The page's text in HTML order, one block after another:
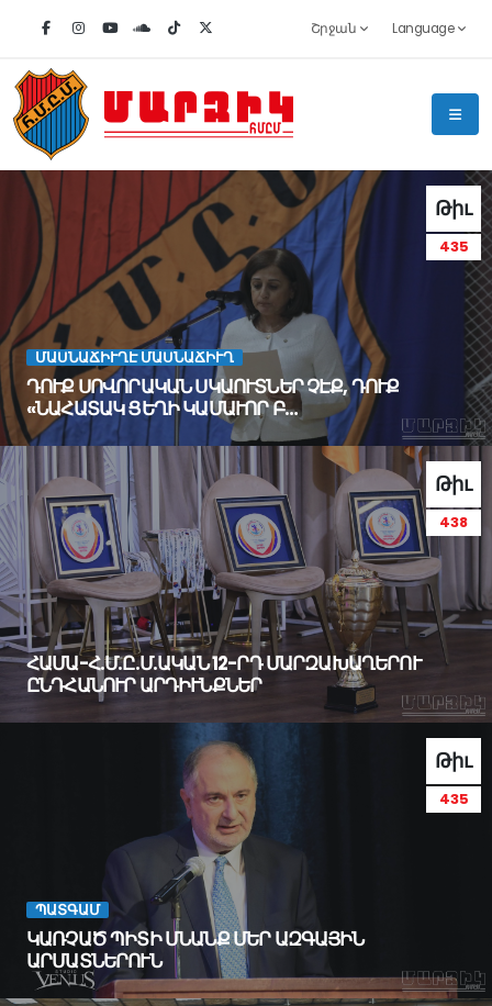
Շրջան Language
Թիւ
435
ՄԱՍՆԱՃԻՒՂԷ ՄԱՍՆԱՃԻՒՂ
ԴՈՒՔ ՍՈՎՈՐԱԿԱՆ ՍԿԱՈՒՏՆԵՐ ՉԷՔ, ԴՈՒՔ
«ՆԱՀԱՏԱԿ ՑԵՂԻ ԿԱՄԱՒՈՐ Բ…
Թիւ
438
ՀԱՄԱ-Հ.Մ.Ը.Մ.ԱԿԱՆ 12-ՐԴ ՄԱՐԶԱԽԱՂԵՐՈՒ
ԸՆԴՀԱՆՈՒՐ ԱՐԴԻՒՆՔՆԵՐ
Թիւ
435
ՊԱՏԳԱՄ
ԿԱՌՉԱԾ ՊԻՏԻ ՄՆԱՆՔ ՄԵՐ ԱԶԳԱՅԻՆ
ԱՐՄԱՏՆԵՐՈՒՆ